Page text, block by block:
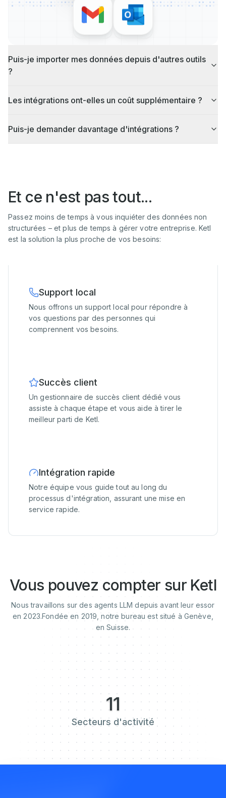
Puis-je importer mes données depuis d'autres outils
?
Les intégrations ont-elles un coût supplémentaire ?
Puis-je demander davantage d'intégrations ?
Et ce n'est pas tout...
Passez moins de temps à vous inquiéter des données non
structurées – et plus de temps à gérer votre entreprise. Ketl
est la solution la plus proche de vos besoins:
Support local
Nous offrons un support local pour répondre à
vos questions par des personnes qui
comprennent vos besoins.
Succès client
Un gestionnaire de succès client dédié vous
assiste à chaque étape et vous aide à tirer le
meilleur parti de Ketl.
Intégration rapide
Notre équipe vous guide tout au long du
processus d'intégration, assurant une mise en
service rapide.
Vous pouvez compter sur Ketl
Nous travaillons sur des agents LLM depuis avant leur essor
en 2023.Fondée en 2019, notre bureau est situé à Genève,
en Suisse.
11
Secteurs d'activité